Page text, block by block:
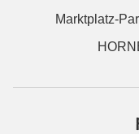
Marktplatz-